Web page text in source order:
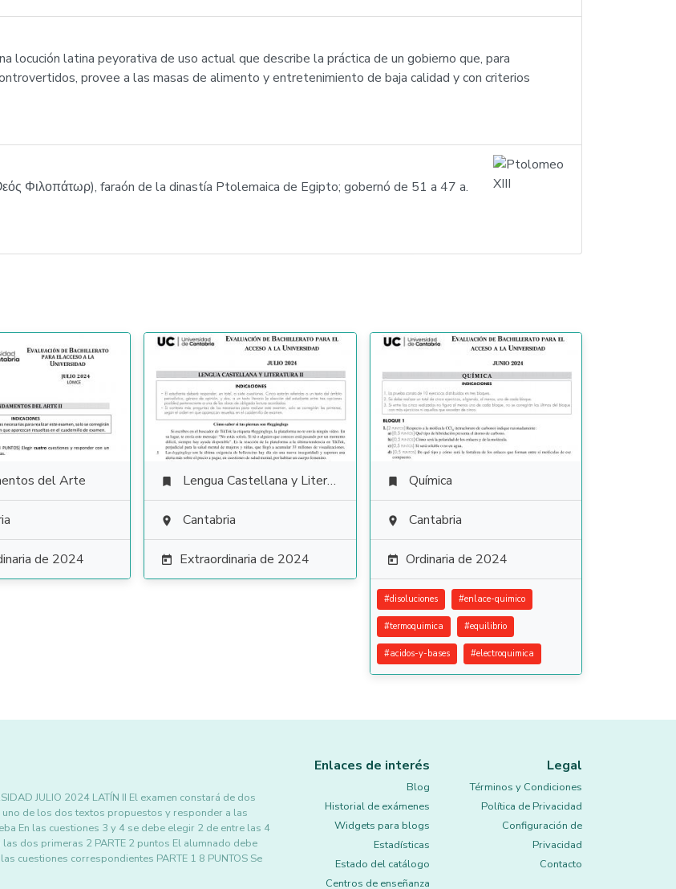
locución latina peyorativa de uso actual que describe la práctica de un gobierno que, para
provee a las masas de alimento y entretenimiento de baja calidad y con criterios
Φιλοπάτωρ), faraón de la dinastía Ptolemaica de Egipto; gobernó de 51 a 47 a.
del Arte
de 2024
 Lengua Castellana y Literatura
 Cantabria
 Extraordinaria de 2024
 Química
 Cantabria
 Ordinaria de 2024
#disoluciones #enlace-quimico
#termoquimica #equilibrio
#acidos-y-bases #electroquimica
JULIO 2024 LATÍN II El examen constará de dos
uno de los dos textos propuestos y responder a las
En las cuestiones 3 y 4 se debe elegir 2 de entre las 4
dos primeras 2 PARTE 2 puntos El alumnado debe
cuestiones correspondientes PARTE 1 8 PUNTOS Se
Enlaces de interés
Blog
Historial de exámenes
Widgets para blogs
Estadísticas
Estado del catálogo
Centros de enseñanza
Legal
Términos y Condiciones
Política de Privacidad
Configuración de
Privacidad
Contacto